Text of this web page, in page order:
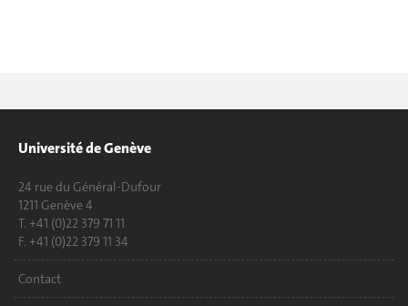
Université de Genève
24 rue du Général-Dufour
1211 Genève 4
T. +41 (0)22 379 71 11
F. +41 (0)22 379 11 34
Contact